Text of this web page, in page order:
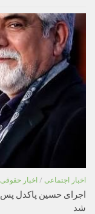
اخبار اجتماعی / اخبار حقوقی
شد